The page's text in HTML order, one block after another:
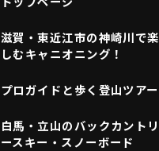
滋賀・東近江市の神崎川で楽
しむキャニオニング！
プロガイドと歩く登山ツアー
白馬・立山のバックカントリ
ースキー・スノーボード